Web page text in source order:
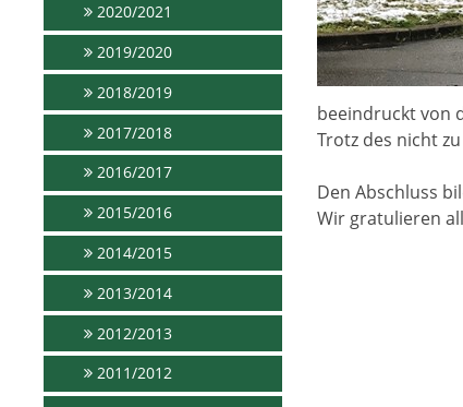
2020/2021
2019/2020
2018/2019
2017/2018
2016/2017
2015/2016
2014/2015
2013/2014
2012/2013
2011/2012
beeindruckt von
Trotz des nicht
Den Abschluss
Wir gratulieren